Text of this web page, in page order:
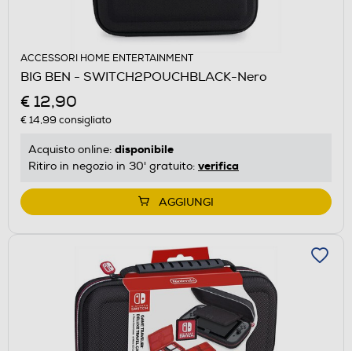
ACCESSORI HOME ENTERTAINMENT
BIG BEN - SWITCH2POUCHBLACK-Nero
€ 12,90
€ 14,99 consigliato
Acquisto online: disponibile
Ritiro in negozio in 30' gratuito: verifica
AGGIUNGI